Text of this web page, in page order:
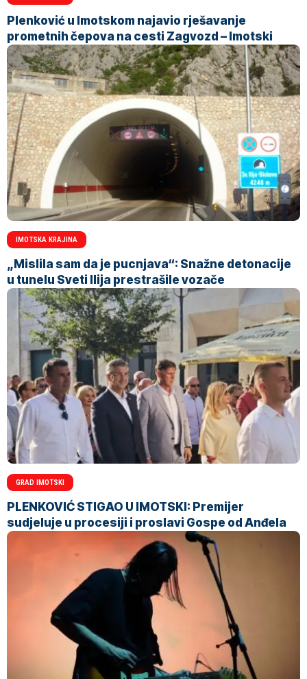
Plenković u Imotskom najavio rješavanje
prometnih čepova na cesti Zagvozd – Imotski
IMOTSKA KRAJINA
„Mislila sam da je pucnjava“: Snažne detonacije
u tunelu Sveti Ilija prestrašile vozače
GRAD IMOTSKI
PLENKOVIĆ STIGAO U IMOTSKI: Premijer
sudjeluje u procesiji i proslavi Gospe od Anđela